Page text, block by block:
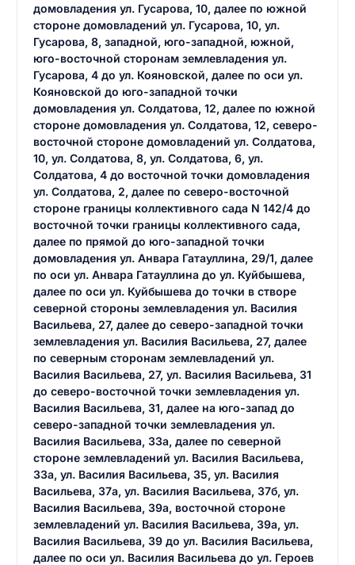
домовладения ул. Гусарова, 10, далее по южной
стороне домовладений ул. Гусарова, 10, ул.
Гусарова, 8, западной, юго-западной, южной,
юго-восточной сторонам землевладения ул.
Гусарова, 4 до ул. Кояновской, далее по оси ул.
Кояновской до юго-западной точки
домовладения ул. Солдатова, 12, далее по южной
стороне домовладения ул. Солдатова, 12, северо-
восточной стороне домовладений ул. Солдатова,
10, ул. Солдатова, 8, ул. Солдатова, 6, ул.
Солдатова, 4 до восточной точки домовладения
ул. Солдатова, 2, далее по северо-восточной
стороне границы коллективного сада N 142/4 до
восточной точки границы коллективного сада,
далее по прямой до юго-западной точки
домовладения ул. Анвара Гатауллина, 29/1, далее
по оси ул. Анвара Гатауллина до ул. Куйбышева,
далее по оси ул. Куйбышева до точки в створе
северной стороны землевладения ул. Василия
Васильева, 27, далее до северо-западной точки
землевладения ул. Василия Васильева, 27, далее
по северным сторонам землевладений ул.
Василия Васильева, 27, ул. Василия Васильева, 31
до северо-восточной точки землевладения ул.
Василия Васильева, 31, далее на юго-запад до
северо-западной точки землевладения ул.
Василия Васильева, 33а, далее по северной
стороне землевладений ул. Василия Васильева,
33а, ул. Василия Васильева, 35, ул. Василия
Васильева, 37а, ул. Василия Васильева, 37б, ул.
Василия Васильева, 39а, восточной стороне
землевладений ул. Василия Васильева, 39а, ул.
Василия Васильева, 39 до ул. Василия Васильева,
далее по оси ул. Василия Васильева до ул. Героев